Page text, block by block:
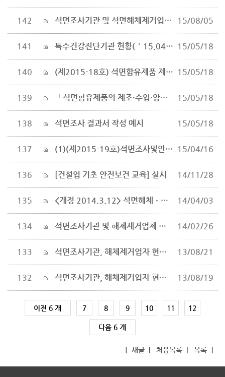
142 석면조사기관 및 석면해체제거업자 종사인력의 교육에 관한 규정(개정 2015. 8.6. 고용노동부고시 제2015-40호) 15/08/05
141 특수건강진단기관 현황(＇15.04.27) 15/05/18
140 (제2015-18호) 석면함유제품 제조.수입.양도.제공 또는 사용 금지에 관한 고시(최종) 15/05/18
139 「석면함유제품의 제조·수입·양도·제공 또는 사용 금지에 관한 고시」 15/05/18
138 석면조사 결과서 작성 예시 15/05/18
137 (1)(제2015-19호)석면조사및안전성평가등에관한고시(최종) 15/04/16
136 [건설업 기초 안전보건 교육] 실시 14/11/28
135 <개정 2014.3.12> 석면해체ㆍ제거업자의 인력ㆍ시설 및 장비기준(제80조의5 관련) 14/04/03
134 석면조사기관 및 해체제거업체 현황(2014. 2.14) 14/02/26
133 석면조사기관, 해체제거업자 현황(2013년 8월 13일 기준) 13/08/21
132 석면조사기관, 해체제거업자 현황(2013년 7월 11일 기준) 13/08/19
이전 6 개 7 8 9 10 11 12
다음 6 개
[ 새글| 처음목록| 목록]